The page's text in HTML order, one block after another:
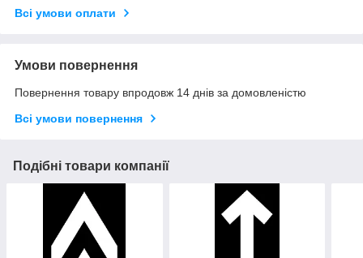
Всі умови оплати
Умови повернення
Повернення товару впродовж 14 днів за домовленістю
Всі умови повернення
Подібні товари компанії